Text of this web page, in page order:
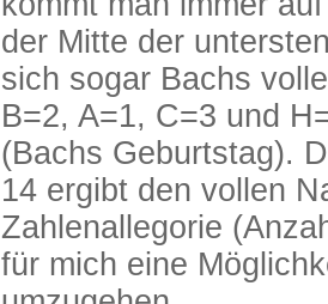
der Mitte der
sich sogar Bachs
B=2, A=1, C=3 und
(Bachs Geburtstag).
14 ergibt den vollen
Zahlenallegorie
für mich eine